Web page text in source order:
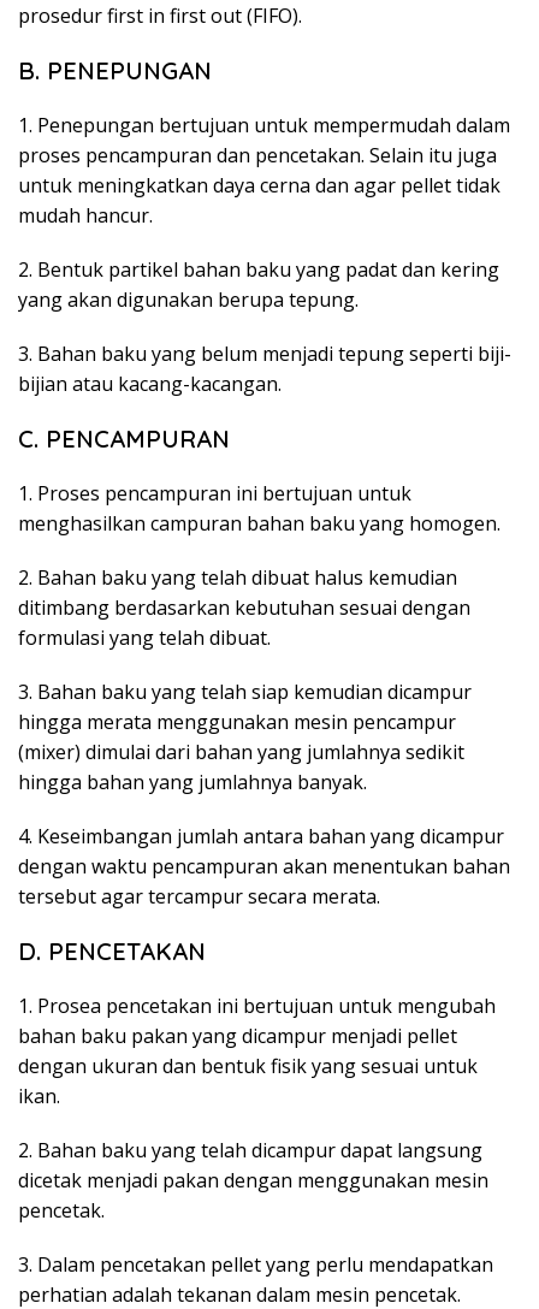
prosedur first in first out (FIFO).
B. PENEPUNGAN
1. Penepungan bertujuan untuk mempermudah dalam
proses pencampuran dan pencetakan. Selain itu juga
untuk meningkatkan daya cerna dan agar pellet tidak
mudah hancur.
2. Bentuk partikel bahan baku yang padat dan kering
yang akan digunakan berupa tepung.
3. Bahan baku yang belum menjadi tepung seperti biji-
bijian atau kacang-kacangan.
C. PENCAMPURAN
1. Proses pencampuran ini bertujuan untuk
menghasilkan campuran bahan baku yang homogen.
2. Bahan baku yang telah dibuat halus kemudian
ditimbang berdasarkan kebutuhan sesuai dengan
formulasi yang telah dibuat.
3. Bahan baku yang telah siap kemudian dicampur
hingga merata menggunakan mesin pencampur
(mixer) dimulai dari bahan yang jumlahnya sedikit
hingga bahan yang jumlahnya banyak.
4. Keseimbangan jumlah antara bahan yang dicampur
dengan waktu pencampuran akan menentukan bahan
tersebut agar tercampur secara merata.
D. PENCETAKAN
1. Prosea pencetakan ini bertujuan untuk mengubah
bahan baku pakan yang dicampur menjadi pellet
dengan ukuran dan bentuk fisik yang sesuai untuk
ikan.
2. Bahan baku yang telah dicampur dapat langsung
dicetak menjadi pakan dengan menggunakan mesin
pencetak.
3. Dalam pencetakan pellet yang perlu mendapatkan
perhatian adalah tekanan dalam mesin pencetak.